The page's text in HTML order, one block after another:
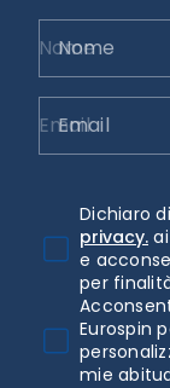
Nome
Email
Dichiaro
privacy.
e
per
Eurospin
mie